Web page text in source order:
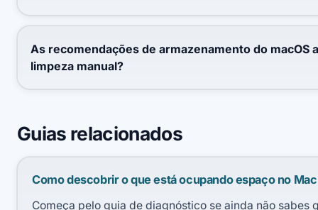
As recomendações de armazenamento do macOS
limpeza manual?
Guias relacionados
Como descobrir o que está ocupando espaço no Mac
Começa pelo guia de diagnóstico se ainda não sabes